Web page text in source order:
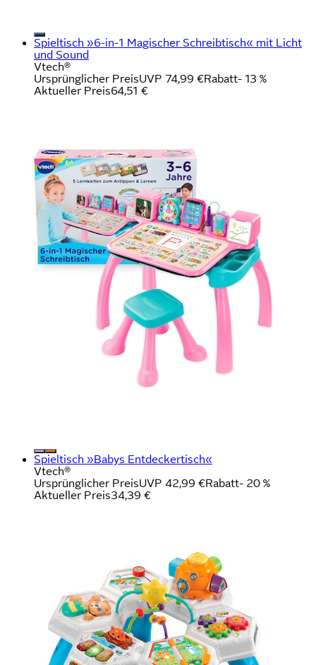
Spieltisch »6-in-1 Magischer Schreibtisch« mit Licht
und Sound
Vtech®
Ursprünglicher PreisUVP 74,99 €Rabatt- 13 %
Aktueller Preis64,51 €
Spieltisch »Babys Entdeckertisch«
Vtech®
Ursprünglicher PreisUVP 42,99 €Rabatt- 20 %
Aktueller Preis34,39 €